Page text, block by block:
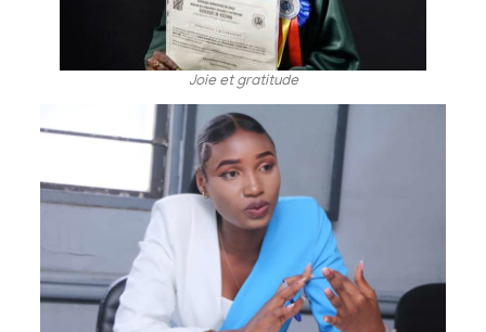
Joie et gratitude